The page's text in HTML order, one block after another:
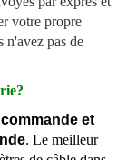
votre propre
n'avez pas de
et
. Le meilleur